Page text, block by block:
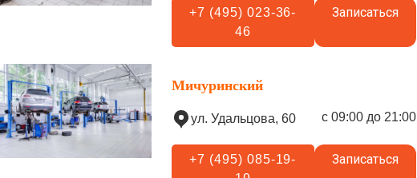
+7 (495) 023-36-
46
Записаться
Мичуринский
ул. Удальцова, 60 с 09:00 до 21:00
+7 (495) 085-19-
Записаться